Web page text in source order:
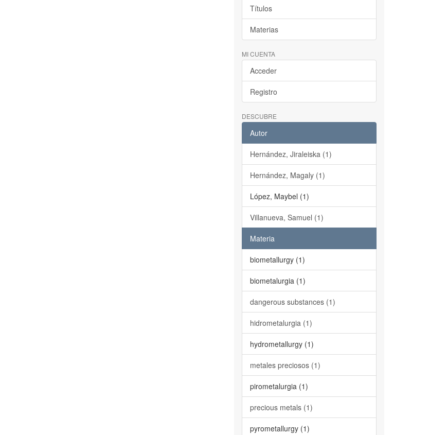
Títulos
Materias
MI CUENTA
Acceder
Registro
DESCUBRE
Autor
Hernández, Jiraleiska (1)
Hernández, Magaly (1)
López, Maybel (1)
Villanueva, Samuel (1)
Materia
biometallurgy (1)
biometalurgia (1)
dangerous substances (1)
hidrometalurgia (1)
hydrometallurgy (1)
metales preciosos (1)
pirometalurgia (1)
precious metals (1)
pyrometallurgy (1)